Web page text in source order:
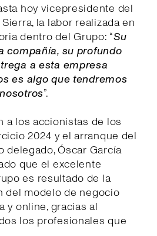
hoy vicepresidente del
la labor realizada en
dentro del Grupo: “Su
compañía, su profundo
a esta empresa
es algo que tendremos
”.
a los accionistas de los
2024 y el arranque del
delegado, Óscar García
que el excelente
es resultado de la
del modelo de negocio
y online, gracias al
los profesionales que